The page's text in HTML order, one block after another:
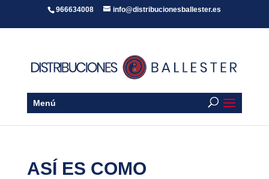
966634008 info@distribucionesballester.es
Menú
ASÍ ES COMO